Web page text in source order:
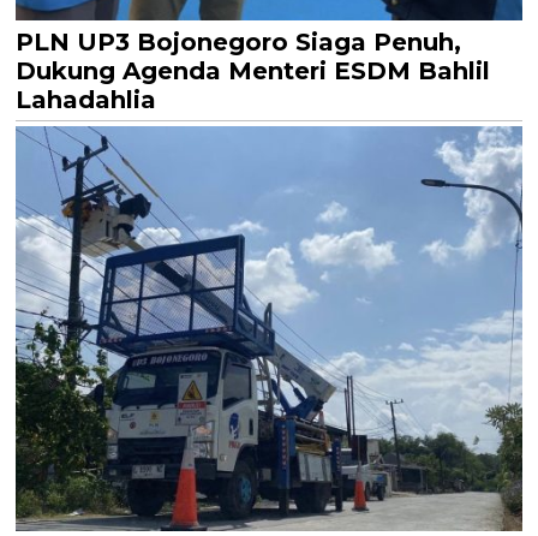
PLN UP3 Bojonegoro Siaga Penuh,
Dukung Agenda Menteri ESDM Bahlil
Lahadahlia